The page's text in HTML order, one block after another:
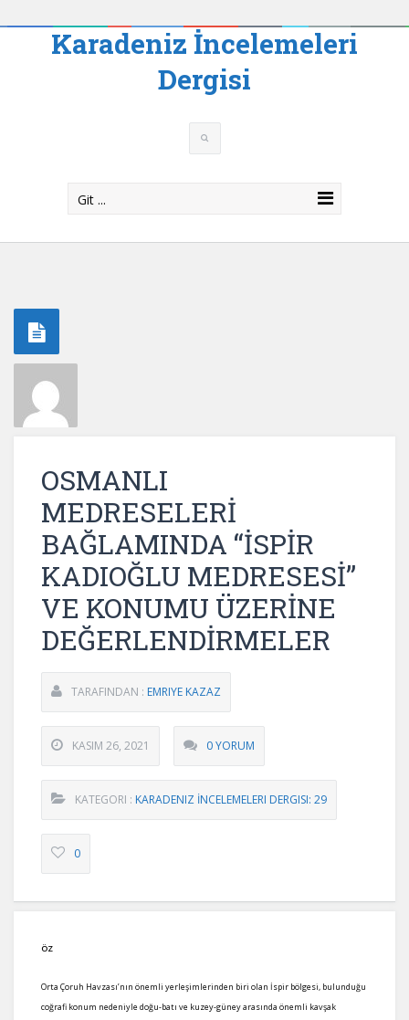
Karadeniz İncelemeleri
Dergisi
Git ...
OSMANLI
MEDRESELERİ
BAĞLAMINDA “İSPİR
KADIOĞLU MEDRESESİ”
VE KONUMU ÜZERİNE
DEĞERLENDİRMELER
TARAFINDAN : EMRIYE KAZAZ
KASIM 26, 2021 0 YORUM
KATEGORI : KARADENIZ İNCELEMELERI DERGISI: 29
0
ÖZ
Orta Çoruh Havzası’nın önemli yerleşimlerinden biri olan İspir bölgesi, bulunduğu
coğrafi konum nedeniyle doğu-batı ve kuzey-güney arasında önemli kavşak